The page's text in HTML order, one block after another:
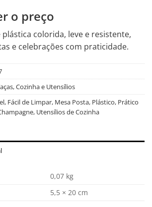
o preço
plástica colorida, leve e resistente,
e celebrações com praticidade.
,Cozinha e Utensílios
, Fácil de Limpar, Mesa Posta, Plástico, Prático
, Utensílios de Cozinha
0,07 kg
5,5 × 20 cm